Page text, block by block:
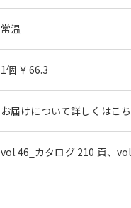
常温
1個 ￥66.3
お届けについて詳しくはこ
vol.46_カタログ 210 頁、